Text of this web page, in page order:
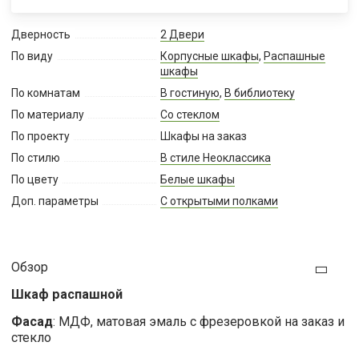
Дверность
2 Двери
По виду
Корпусные шкафы, Распашные
шкафы
По комнатам
В гостиную, В библиотеку
По материалу
Со стеклом
По проекту
Шкафы на заказ
По стилю
В стиле Неоклассика
По цвету
Белые шкафы
Доп. параметры
С открытыми полками
Обзор
Шкаф распашной
Фасад: МДФ, матовая эмаль с фрезеровкой на заказ и
стекло